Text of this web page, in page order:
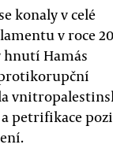
konaly v celé
v roce
Hamás
petrifikace